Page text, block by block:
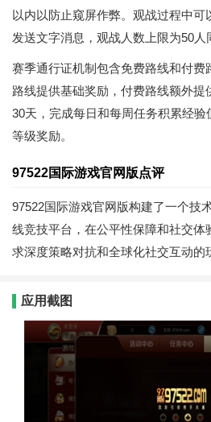
以内以防止窥屏作弊。观战过程中
发送文字消息，观战人数上限为50人
赛季通行证机制包含免费路线和付费
路线提供基础奖励，付费路线额外提
30天，完成每日和每周任务积累经
等级奖励。
97522国际游戏官网版点评
97522国际游戏官网版构建了一个技
线竞技平台，在公平性保障和社交体
求深度策略对抗和全球化社交互动的
应用截图